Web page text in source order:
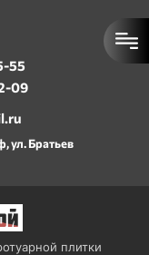
55
09
ул. Братьев
плитки